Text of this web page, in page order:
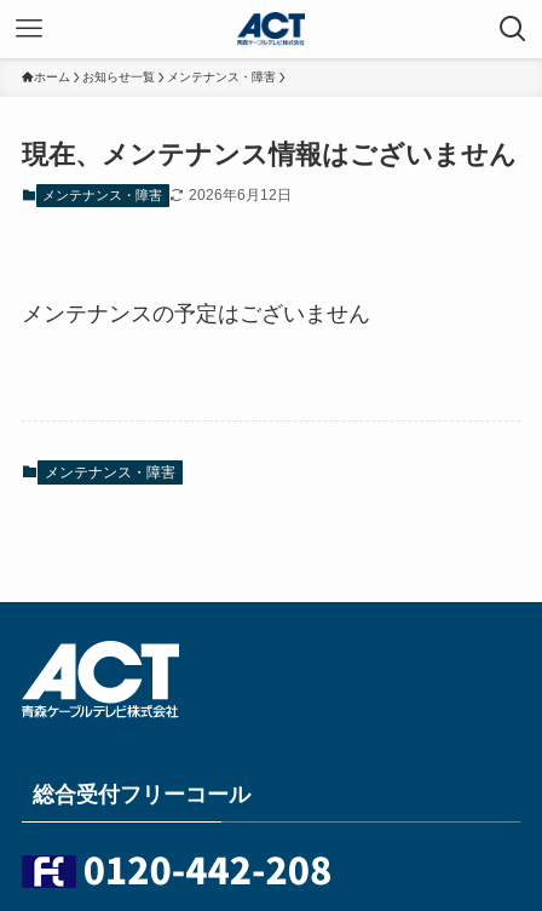
ホーム お知らせ一覧 メンテナンス・障害
現在、メンテナンス情報はございません
メンテナンス・障害 2026年6月12日
メンテナンスの予定はございません
メンテナンス・障害
総合受付フリーコール